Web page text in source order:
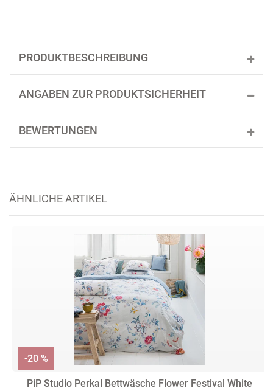
PRODUKTBESCHREIBUNG
ANGABEN ZUR PRODUKTSICHERHEIT
BEWERTUNGEN
ÄHNLICHE ARTIKEL
PiP Studio Perkal Bettwäsche Flower Festival White
-20 %